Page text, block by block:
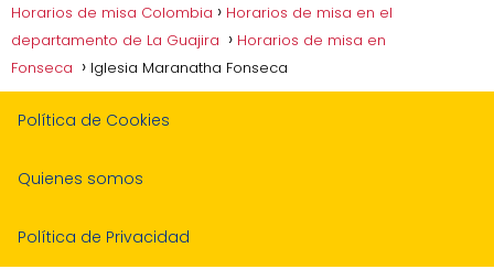
Horarios de misa Colombia
Horarios de misa en el
departamento de La Guajira
Horarios de misa en
Fonseca
Iglesia Maranatha Fonseca
Política de Cookies
Quienes somos
Política de Privacidad